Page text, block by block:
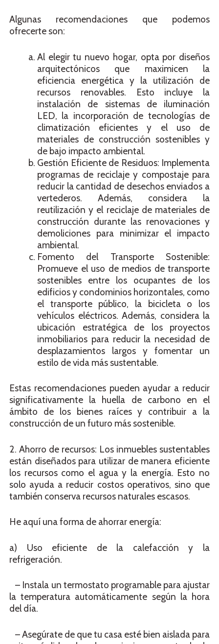
Algunas recomendaciones que podemos
ofrecerte son:
Al elegir tu nuevo hogar, opta por diseños
arquitectónicos que maximicen la
eficiencia energética y la utilización de
recursos renovables. Esto incluye la
instalación de sistemas de iluminación
LED, la incorporación de tecnologías de
climatización eficientes y el uso de
materiales de construcción sostenibles y
de bajo impacto ambiental.
Gestión Eficiente de Residuos: Implementa
programas de reciclaje y compostaje para
reducir la cantidad de desechos enviados a
vertederos. Además, considera la
reutilización y el reciclaje de materiales de
construcción durante las renovaciones y
demoliciones para minimizar el impacto
ambiental.
Fomento del Transporte Sostenible:
Promueve el uso de medios de transporte
sostenibles entre los ocupantes de los
edificios y condominios horizontales, como
el transporte público, la bicicleta o los
vehículos eléctricos. Además, considera la
ubicación estratégica de los proyectos
inmobiliarios para reducir la necesidad de
desplazamientos largos y fomentar un
estilo de vida más sustentable.
Estas recomendaciones pueden ayudar a reducir
significativamente la huella de carbono en el
ámbito de los bienes raíces y contribuir a la
construcción de un futuro más sostenible.
2. Ahorro de recursos: Los inmuebles sustentables
están diseñados para utilizar de manera eficiente
los recursos como el agua y la energía. Esto no
solo ayuda a reducir costos operativos, sino que
también conserva recursos naturales escasos.
He aquí una forma de ahorrar energía:
a) Uso eficiente de la calefacción y la
refrigeración.
– Instala un termostato programable para ajustar
la temperatura automáticamente según la hora
del día.
– Asegúrate de que tu casa esté bien aislada para